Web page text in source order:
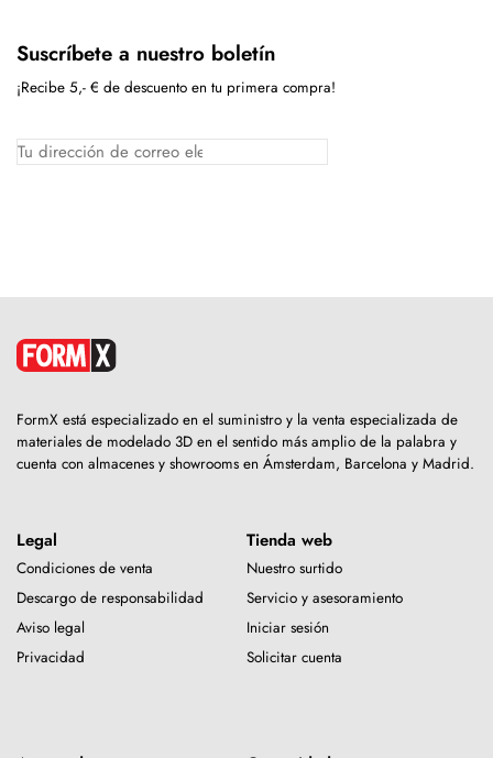
Suscríbete a nuestro boletín
¡Recibe 5,- € de descuento en tu primera compra!
FormX está especializado en el suministro y la venta especializada de
materiales de modelado 3D en el sentido más amplio de la palabra y
cuenta con almacenes y showrooms en Ámsterdam, Barcelona y Madrid.
Legal
Condiciones de venta
Descargo de responsabilidad
Aviso legal
Privacidad
Tienda web
Nuestro surtido
Servicio y asesoramiento
Iniciar sesión
Solicitar cuenta